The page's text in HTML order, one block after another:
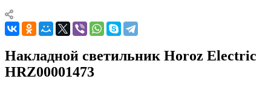
Накладной светильник Horoz Electric
HRZ00001473